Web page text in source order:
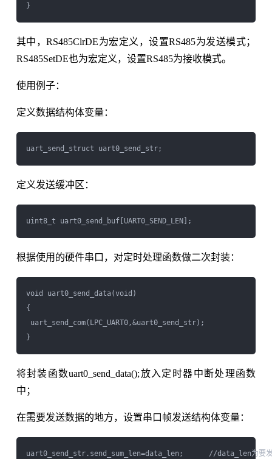
其中，RS485ClrDE为宏定义，设置RS485为发送模式；
RS485SetDE也为宏定义，设置RS485为接收模式。
使用例子：
定义数据结构体变量：
定义发送缓冲区：
根据使用的硬件串口，对定时处理函数做二次封装：
void uart0_send_data(void)
{
uart_send_com(LPC_UART0,&uart0_send_str);
将封装函数uart0_send_data();放入定时器中断处理函数
中；
在需要发送数据的地方，设置串口帧发送结构体变量：
uart0_send_str.send_sum_len=data_len;      //data_len为要发